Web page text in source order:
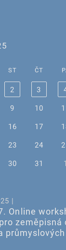
ST ČT
2 3
9 10
16 17
23 24
30 31 1
|
Online
zeměpisná